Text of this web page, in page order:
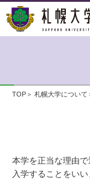
TOP 札幌大学について
本学を正当な理由
入学することをいい